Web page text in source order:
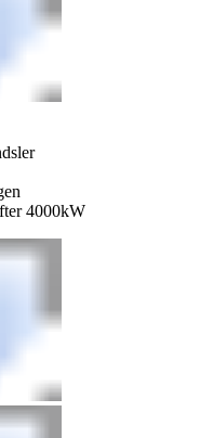
4000kW